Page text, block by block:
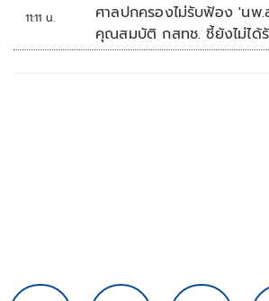
11:11 น.
ศาลปกครองไม่รับฟ้อง 'น
คุณสมบัติ กสทช. ชี้ยังไม่ได้
เสียหาย